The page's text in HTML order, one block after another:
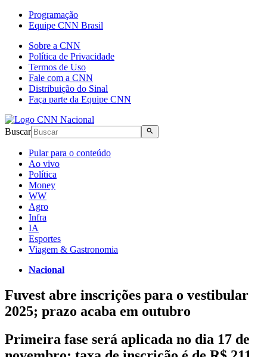
Programação
Equipe CNN Brasil
Sobre a CNN
Política de Privacidade
Termos de Uso
Fale com a CNN
Distribuição do Sinal
Faça parte da Equipe CNN
Buscar
Pular para o conteúdo
Ao vivo
Política
Money
WW
Agro
Infra
IA
Esportes
Viagem & Gastronomia
Nacional
Fuvest abre inscrições para o vestibular
2025; prazo acaba em outubro
Primeira fase será aplicada no dia 17 de